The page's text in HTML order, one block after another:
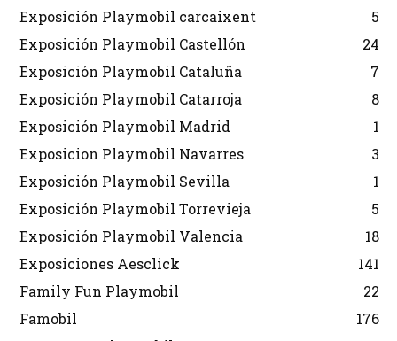
Exposición Playmobil carcaixent
5
Exposición Playmobil Castellón
24
Exposición Playmobil Cataluña
7
Exposición Playmobil Catarroja
8
Exposición Playmobil Madrid
1
Exposicion Playmobil Navarres
3
Exposición Playmobil Sevilla
1
Exposición Playmobil Torrevieja
5
Exposición Playmobil Valencia
18
Exposiciones Aesclick
141
Family Fun Playmobil
22
Famobil
176